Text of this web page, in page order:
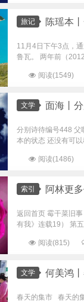
旅记 陈瑶本
11月4日下午3点，
鲁瓦。 两年前（
阅读(1549)
文学 面海丨
分别诗待编号448 父
本的状态 还没有可
阅读(1486)
索引 阿林更
返回首页 霉干菜旧
有我》连载19） 第
阅读(815)
文学 何美鸿
春天的集市 春天的